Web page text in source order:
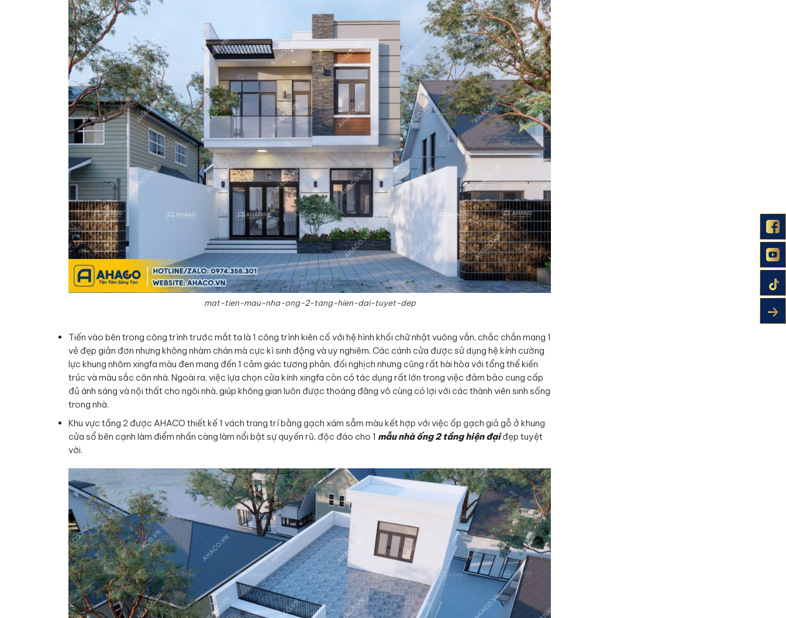
mat-tien-mau-nha-ong-2-tang-hien-dai-tuyet-dep
Tiến vào bên trong công trình trước mắt ta là 1 công trình kiên cố với hệ hình khối chữ nhật vuông vắn, chắc chắn mang 1
vẻ đẹp giản đơn nhưng không nhàm chán mà cực kì sinh động và uy nghiêm. Các cánh cửa được sử dụng hệ kính cường
lực khung nhôm xingfa màu đen mang đến 1 cảm giác tương phản, đối nghịch nhưng cũng rất hài hòa với tổng thể kiến
trúc và màu sắc căn nhà. Ngoài ra, việc lựa chọn cửa kính xingfa còn có tác dụng rất lớn trong việc đảm bảo cung cấp
đủ ánh sáng và nội thất cho ngôi nhà, giúp không gian luôn được thoáng đãng vô cùng có lợi với các thành viên sinh sống
trong nhà.
Khu vực tầng 2 được AHACO thiết kế 1 vách trang trí bằng gạch xám sẫm màu kết hợp với việc ốp gạch giả gỗ ở khung
cửa sổ bên cạnh làm điểm nhấn càng làm nổi bật sự quyến rũ, độc đáo cho 1 mẫu nhà ống 2 tầng hiện đại đẹp tuyệt
vời.